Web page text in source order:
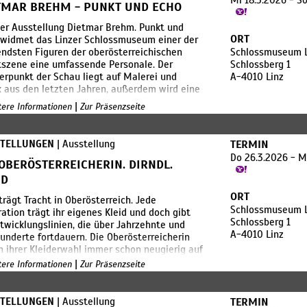
Gewöhnliche Objekte erhalten neue
neue Wirklichkeiten.
der Schnecke durchzieht die
als Sinnbild von Fluidität – ein queeres
aus der Natur. Fellner nutzt dieses Symbol
um einen Safe Space zu verorten und
den Modemarkt zu entschleunigen: Ei
BREHM - PUNKT UND ECHO
Ausstellung Dietmar Brehm. Punkt und
das Linzer Schlossmuseum einer der
Figuren der oberösterreichischen
eine umfassende Personale. Der
der Schau liegt auf Malerei und
aus den letzten Jahren, außerdem wird eine
aus Brehms umfangreichem filmischen
Zeichen
Brehms Kunst ist geprägt durch eine
visuelle Bildsprache, häufig sind
prägnante Motive, die er auf die
oder das Papier setzt. Trotz
Formen und reduzierter
sind seine Bildfindungen nie einfach zu
Vielmehr ist es ein absurdes Spiel
und vermeintlicher Codes, das seine
kennzeichnet.
ORT
Schlossmuseum
Schlossberg 1
A-4010 Linz
Informationen | Zur Präsenzseite
| Ausstellung
DIRNDL.
Tracht in Oberösterreich. Jede
trägt ihr eigenes Kleid und doch gibt
die über Jahrzehnte und
fortdauern. Die Oberösterreicherin
ihrer Kleiderwahl immer schon neugierig auf
die sie gerne übernahm, sofern es ihre
erlaubten. Dabei verblieb sie aber
äußern. Nach dem Ende der
TERMIN
Do 26.3.2026 -
ORT
Schlossmuseum
Schlossberg 1
A-4010 Linz
Informationen | Zur Präsenzseite
| Ausstellung TERMIN